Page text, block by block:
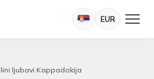
EUR
ljubavi Kappadokija